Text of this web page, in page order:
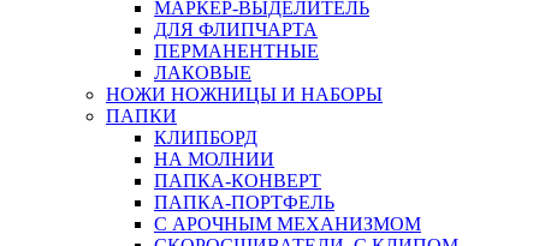
МАРКЕР-ВЫДЕЛИТЕЛЬ
ДЛЯ ФЛИПЧАРТА
ПЕРМАНЕНТНЫЕ
ЛАКОВЫЕ
НОЖИ НОЖНИЦЫ И НАБОРЫ
ПАПКИ
КЛИПБОРД
НА МОЛНИИ
ПАПКА-КОНВЕРТ
ПАПКА-ПОРТФЕЛЬ
С АРОЧНЫМ МЕХАНИЗМОМ